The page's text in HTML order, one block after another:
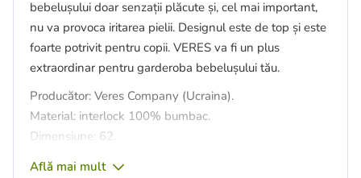
bebelușului doar senzații plăcute și, cel mai important,
nu va provoca iritarea pielii. Designul este de top și este
foarte potrivit pentru copii. VERES va fi un plus
extraordinar pentru garderoba bebelușului tău.
Producător: Veres Company (Ucraina).
Material: interlock 100% bumbac.
Dimensiune: 62.
Află mai mult